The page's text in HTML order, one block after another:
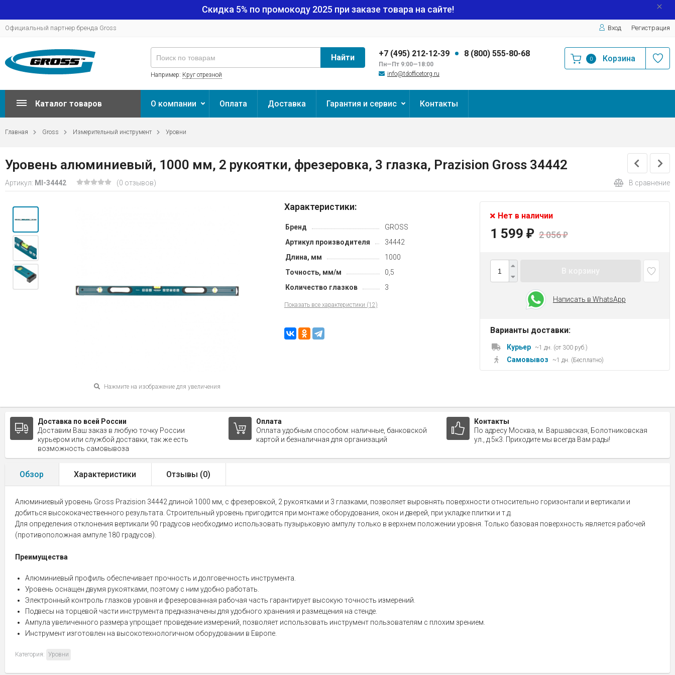
Скидка 5% по промокоду 2025 при заказе товара на сайте!
Официальный партнер бренда Gross Вход Регистрация
+7 (495) 212-12-39 8 (800) 555-80-68
Пн—Пт 9:00—18:00
info@tdofficetorg.ru
Найти
Например: Круг отрезной
0 Корзина
Каталог товаров О компании Оплата Доставка Гарантия и сервис Контакты
Главная Gross Измерительный инструмент Уровни
Уровень алюминиевый, 1000 мм, 2 рукоятки, фрезеровка, 3 глазка, Prazision Gross 34442
Артикул: MI-34442 (0 отзывов) В сравнение
Нажмите на изображение для увеличения
Характеристики:
Бренд
GROSS
Артикул производителя
34442
Длина, мм
1000
Точность, мм/м
0,5
Количество глазков
3
Показать все характеристики (12)
Нет в наличии
1 599 ₽ 2 056₽
Написать в WhatsApp
Варианты доставки:
Курьер ~1 дн. (от 300 руб.)
Самовывоз ~1 дн. (Бесплатно)
Доставка по всей России
Доставим Ваш заказ в любую точку России
курьером или службой доставки, так же есть
возможность самовывоза
Оплата
Оплата удобным способом: наличные, банковской
картой и безналичная для организаций
Контакты
По адресу Москва, м. Варшавская, Болотниковская
ул., д.5к3. Приходите мы всегда Вам рады!
Обзор Характеристики Отзывы (0)
Алюминиевый уровень Gross Prazision 34442 длиной 1000 мм, с фрезеровкой, 2 рукоятками и 3 глазками, позволяет выровнять поверхности относительно горизонтали и вертикали и
добиться высококачественного результата. Строительный уровень пригодится при монтаже оборудования, окон и дверей, при укладке плитки и т.д.
Для определения отклонения вертикали 90 градусов необходимо использовать пузырьковую ампулу только в верхнем положении уровня. Только базовая поверхность является рабочей
(противоположная ампуле 180 градусов).
Преимущества
Алюминиевый профиль обеспечивает прочность и долговечность инструмента.
Уровень оснащен двумя рукоятками, поэтому с ним удобно работать.
Электронный контроль глазков уровня и фрезерованная рабочая часть гарантирует высокую точность измерений.
Подвесы на торцевой части инструмента предназначены для удобного хранения и размещения на стенде.
Ампула увеличенного размера упрощает проведение измерений, позволяет использовать инструмент пользователям с плохим зрением.
Инструмент изготовлен на высокотехнологичном оборудовании в Европе.
Категория: Уровни